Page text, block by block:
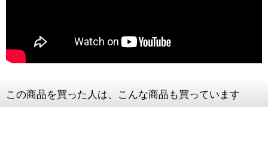
この商品を買った人は、こんな商品も買っています